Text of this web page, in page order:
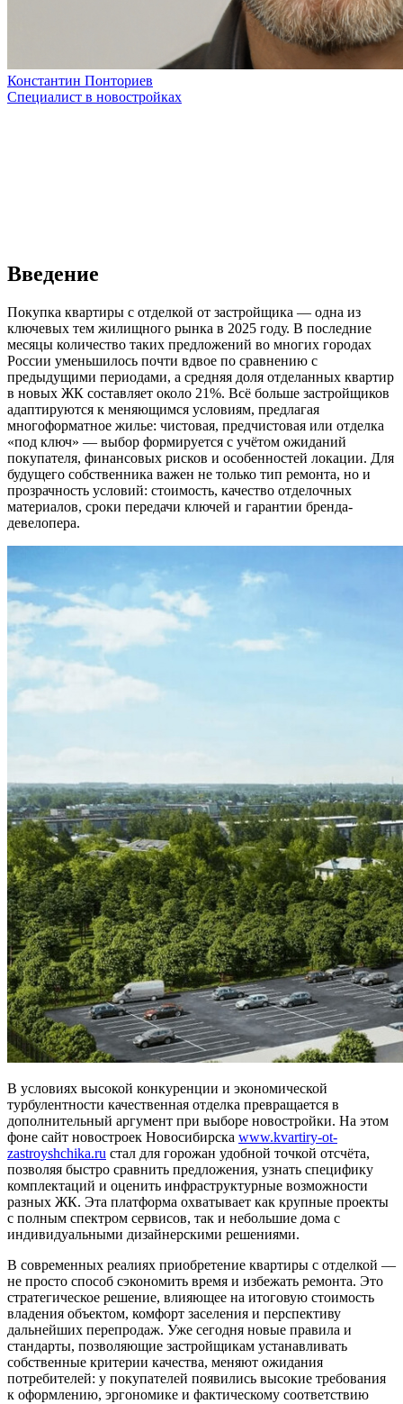
Константин Понториев
Специалист в новостройках
Введение
Покупка квартиры с отделкой от застройщика — одна из
ключевых тем жилищного рынка в 2025 году. В последние
месяцы количество таких предложений во многих городах
России уменьшилось почти вдвое по сравнению с
предыдущими периодами, а средняя доля отделанных квартир
в новых ЖК составляет около 21%. Всё больше застройщиков
адаптируются к меняющимся условиям, предлагая
многоформатное жилье: чистовая, предчистовая или отделка
«под ключ» — выбор формируется с учётом ожиданий
покупателя, финансовых рисков и особенностей локации. Для
будущего собственника важен не только тип ремонта, но и
прозрачность условий: стоимость, качество отделочных
материалов, сроки передачи ключей и гарантии бренда-
девелопера.
В условиях высокой конкуренции и экономической
турбулентности качественная отделка превращается в
дополнительный аргумент при выборе новостройки. На этом
фоне сайт новостроек Новосибирска www.kvartiry-ot-
zastroyshchika.ru стал для горожан удобной точкой отсчёта,
позволяя быстро сравнить предложения, узнать специфику
комплектаций и оценить инфраструктурные возможности
разных ЖК. Эта платформа охватывает как крупные проекты
с полным спектром сервисов, так и небольшие дома с
индивидуальными дизайнерскими решениями.
В современных реалиях приобретение квартиры с отделкой —
не просто способ сэкономить время и избежать ремонта. Это
стратегическое решение, влияющее на итоговую стоимость
владения объектом, комфорт заселения и перспективу
дальнейших перепродаж. Уже сегодня новые правила и
стандарты, позволяющие застройщикам устанавливать
собственные критерии качества, меняют ожидания
потребителей: у покупателей появились высокие требования
к оформлению, эргономике и фактическому соответствию